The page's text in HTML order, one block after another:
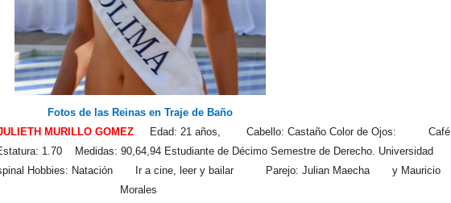
Fotos de las Reinas en Traje de Baño
MURILLO GOMEZ
Edad: 21 años, Cabello: Castaño Color de Ojos: Café
1.70 Medidas: 90,64,94 Estudiante de Décimo Semestre de Derecho. Universidad
Espinal Hobbies: Natación Ir a cine, leer y bailar Parejo: Julian Maecha y Mauricio
Morales